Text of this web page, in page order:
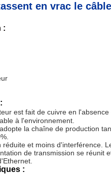
en vrac le
:
est fait de cuivre en
à l'environnement.
la chaîne de production
réduite et moins d'interférence.
de transmission se réunit
: